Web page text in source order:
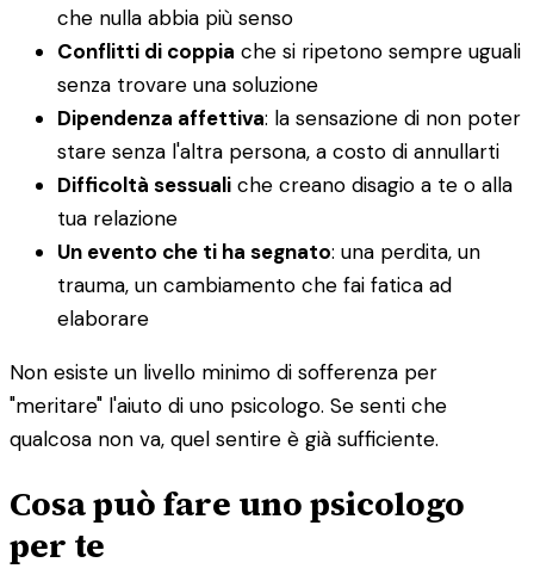
che nulla abbia più senso
Conflitti di coppia che si ripetono sempre uguali
senza trovare una soluzione
Dipendenza affettiva: la sensazione di non poter
stare senza l'altra persona, a costo di annullarti
Difficoltà sessuali che creano disagio a te o alla
tua relazione
Un evento che ti ha segnato: una perdita, un
trauma, un cambiamento che fai fatica ad
elaborare
Non esiste un livello minimo di sofferenza per
"meritare" l'aiuto di uno psicologo. Se senti che
qualcosa non va, quel sentire è già sufficiente.
Cosa può fare uno psicologo
per te